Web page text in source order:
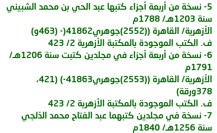
5- نسخة من أربعة أجزاء كتبها عبد الحي بن محمد الشبيني
سنة 1203هـ/ 1788م
الأزهرية/ القاهرة ((2552)جوهري41862(- (463و)
ف. الكتب الموجودة بالمكتبة الأزهرية 2/ 423
6- نسخة من أربعة أجزاء في مجلدين كتبت سنة 1206هـ/
1791م
الأزهرية/ القاهرة ((2553)جوهري41863-) (421،
378ورقة)
ف. الكتب الموجودة بالمكتبة الأزهرية 2/ 423
7- نسخة في مجلدين كتبهما عبد الفتاح محمد الدّلجي
سنة 1256هـ/ 1840م